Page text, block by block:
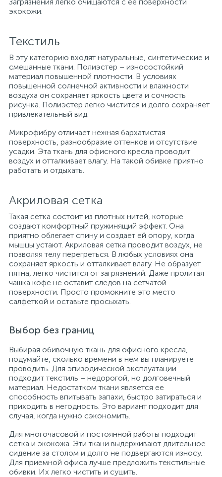
экокожи.
Текстиль
В эту категорию входят натуральные, синтетические и
смешанные ткани. Полиэстер – износостойкий
материал повышенной плотности. В условиях
повышенной солнечной активности и влажности
воздуха он сохраняет яркость цвета и сочность
рисунка. Полиэстер легко чистится и долго сохраняет
привлекательный вид.
Микрофибру отличает нежная бархатистая
поверхность, разнообразие оттенков и отсутствие
усадки. Эта ткань для офисного кресла проводит
воздух и отталкивает влагу. На такой обивке приятно
работать и отдыхать.
Акриловая сетка
Такая сетка состоит из плотных нитей, которые
создают комфортный пружинящий эффект. Она
приятно облегает спину и создает ей опору, когда
мышцы устают. Акриловая сетка проводит воздух, не
позволяя телу перегреться. В любых условиях она
сохраняет яркость и отталкивает влагу. Не образует
пятна, легко чистится от загрязнений. Даже пролитая
чашка кофе не оставит следов на сетчатой
поверхности. Просто промокните это место
салфеткой и оставьте просыхать.
Выбор без границ
Выбирая обивочную ткань для офисного кресла,
подумайте, сколько времени в нем вы планируете
проводить. Для эпизодической эксплуатации
подходит текстиль – недорогой, но долговечный
материал. Недостатком ткани является ее
способность впитывать запахи, быстро затираться и
приходить в негодность. Это вариант подходит для
случая, когда нужно сэкономить.
Для многочасовой и постоянной работы подходит
сетка и экокожа. Эти ткани выдерживают длительное
сидение за столом и долго не подвергаются износу.
Для приемной офиса лучше предложить текстильные
обивки. Их легко чистить и сушить.